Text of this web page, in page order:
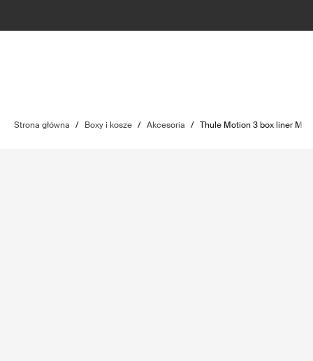
Strona główna / Boxy i kosze / Akcesoria / Thule Motion 3 box liner M